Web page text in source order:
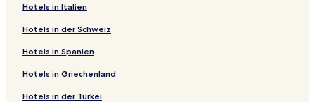
Hotels in Italien
Hotels in der Schweiz
Hotels in Spanien
Hotels in Griechenland
Hotels in der Türkei